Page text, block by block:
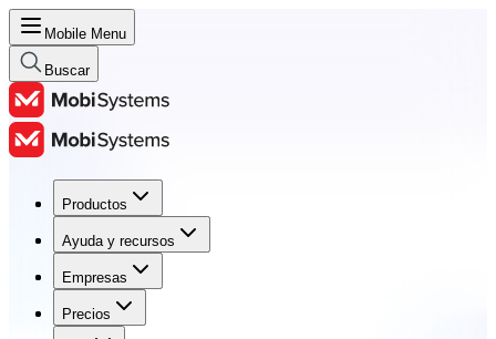
Mobile Menu
Buscar
Productos
Ayuda y recursos
Empresas
Precios
Productos
Ayuda y recursos
Empresas
Precios